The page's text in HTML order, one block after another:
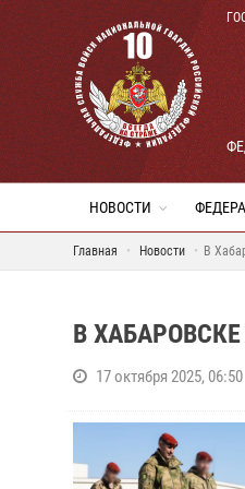
НОВОСТИ
Главная Новости В
В
17 октября 2025, 06:50